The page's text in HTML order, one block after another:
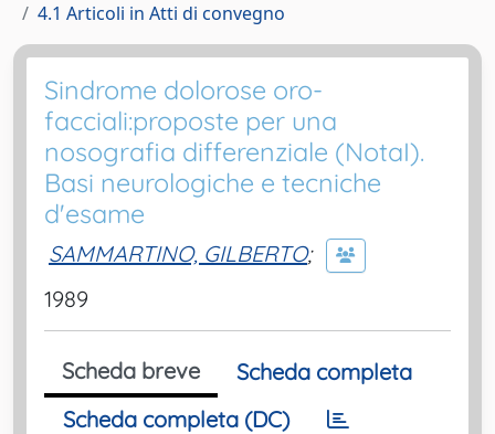
4.1 Articoli in Atti di convegno
Sindrome dolorose oro-
facciali:proposte per una
nosografia differenziale (NotaI).
Basi neurologiche e tecniche
d'esame
SAMMARTINO, GILBERTO;
1989
Scheda breve
Scheda completa
Scheda completa (DC)